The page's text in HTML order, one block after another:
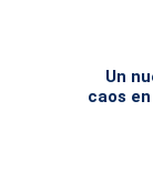
Un
caos